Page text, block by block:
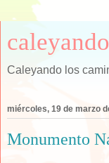
Caleyando los
miércoles, 19 de marzo
Monumento